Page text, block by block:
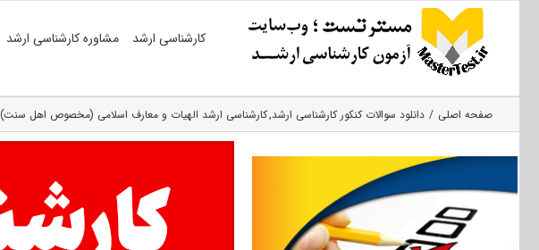
کارشناسی ارشد مشاوره کارشناسی ارشد
صفحه اصلی دانلود سوالات کنکور کارشناسی ارشد کارشناسی ارشد الهیات و معارف اسلامی (مخصوص اهل سنت)